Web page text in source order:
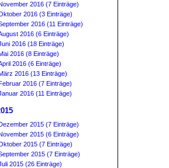
2016 (7 Einträge)
2016 (3 Einträge)
2016 (11 Einträge)
2016 (6 Einträge)
2016 (18 Einträge)
2016 (8 Einträge)
2016 (6 Einträge)
2016 (13 Einträge)
2016 (7 Einträge)
2016 (11 Einträge)
2015 (7 Einträge)
2015 (6 Einträge)
2015 (7 Einträge)
2015 (7 Einträge)
2015 (26 Einträge)